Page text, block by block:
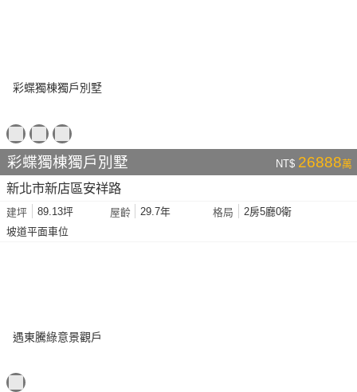
彩蝶獨棟獨戶別墅 NT$ 26888萬
新北市新店區安祥路
建坪 89.13坪 屋齡 29.7年 格局
2房5廳0衛
坡道平面車位